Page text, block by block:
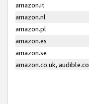
amazon.it
amazon.nl
amazon.pl
amazon.es
amazon.se
amazon.co.uk,